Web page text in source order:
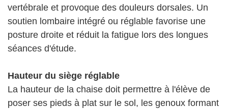
vertébrale et provoque des douleurs dorsales. Un
soutien lombaire intégré ou réglable favorise une
posture droite et réduit la fatigue lors des longues
séances d'étude.
Hauteur du siège réglable
La hauteur de la chaise doit permettre à l'élève de
poser ses pieds à plat sur le sol, les genoux formant